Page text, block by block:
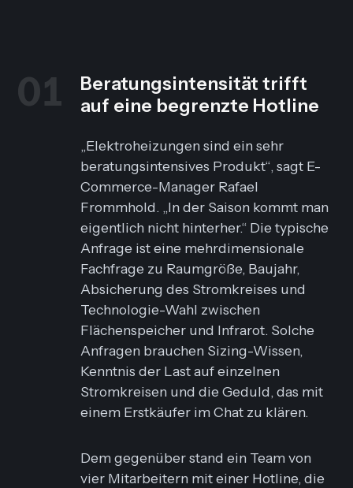
01
Beratungsintensität trifft
auf eine begrenzte Hotline
„Elektroheizungen sind ein sehr
beratungsintensives Produkt“, sagt E-
Commerce-Manager Rafael
Frommhold. „In der Saison kommt man
eigentlich nicht hinterher.“ Die typische
Anfrage ist eine mehrdimensionale
Fachfrage zu Raumgröße, Baujahr,
Absicherung des Stromkreises und
Technologie-Wahl zwischen
Flächenspeicher und Infrarot. Solche
Anfragen brauchen Sizing-Wissen,
Kenntnis der Last auf einzelnen
Stromkreisen und die Geduld, das mit
einem Erstkäufer im Chat zu klären.
Dem gegenüber stand ein Team von
vier Mitarbeitern mit einer Hotline, die